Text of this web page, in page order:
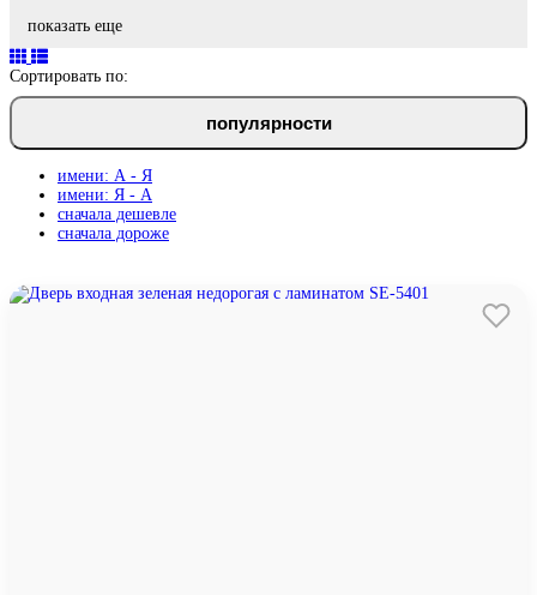
показать еще
Сортировать по:
популярности
имени: А - Я
имени: Я - А
сначала дешевле
сначала дороже